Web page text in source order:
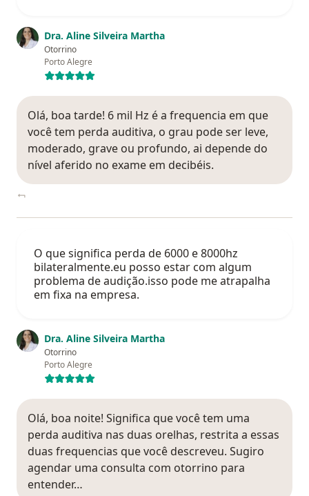
Dra. Aline Silveira Martha
Otorrino
Porto Alegre
Olá, boa tarde! 6 mil Hz é a frequencia em que
você tem perda auditiva, o grau pode ser leve,
moderado, grave ou profundo, ai depende do
nível aferido no exame em decibéis.
O que significa perda de 6000 e 8000hz
bilateralmente.eu posso estar com algum
problema de audição.isso pode me atrapalha
em fixa na empresa.
Dra. Aline Silveira Martha
Otorrino
Porto Alegre
Olá, boa noite! Significa que você tem uma
perda auditiva nas duas orelhas, restrita a essas
duas frequencias que você descreveu. Sugiro
agendar uma consulta com otorrino para
entender…